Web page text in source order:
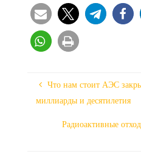
Что нам стоит АЭС
миллиарды и десятилетия
Радиоактивные